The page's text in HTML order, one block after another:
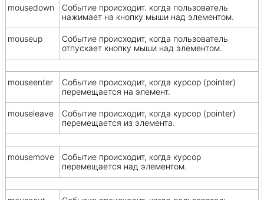
mousedown
Событие происходит. когда пользователь
нажимает на кнопку мыши над элементом.
mouseup
Событие происходит, когда пользователь
отпускает кнопку мыши над элементом.
mouseenter
Событие происходит, когда курсор (pointer)
перемещается на элемент.
mouseleave
Событие происходит, когда курсор (pointer)
перемещается из элемента.
mousemove
Событие происходит, когда курсор
перемещается над элементом.